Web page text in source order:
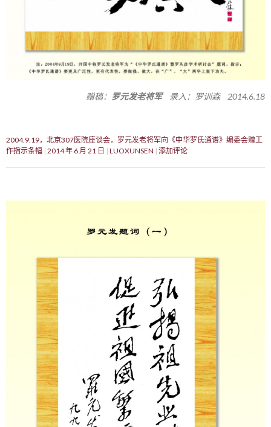
赠稿： 罗元发老将军录入：罗训森 2014.6.18
2004.9.19，北京307医院座谈会，罗元发老将军向《中华罗氏通谱》编委会赠工
作指示条幅 2014 年 6 月 21 日 LUOXUNSEN 添加评论